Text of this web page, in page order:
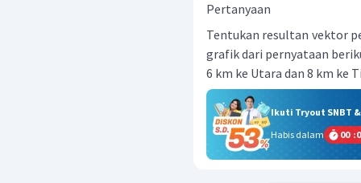
Pertanyaan
Tentukan resultan vektor
grafik dari pernyataan
6 km ke Utara dan 8 km ke
Ikuti Tryout SNBT
Habis dalam
00 :